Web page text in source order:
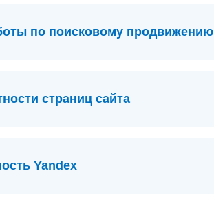
по поисковому продвижению
страниц сайта
Yandex